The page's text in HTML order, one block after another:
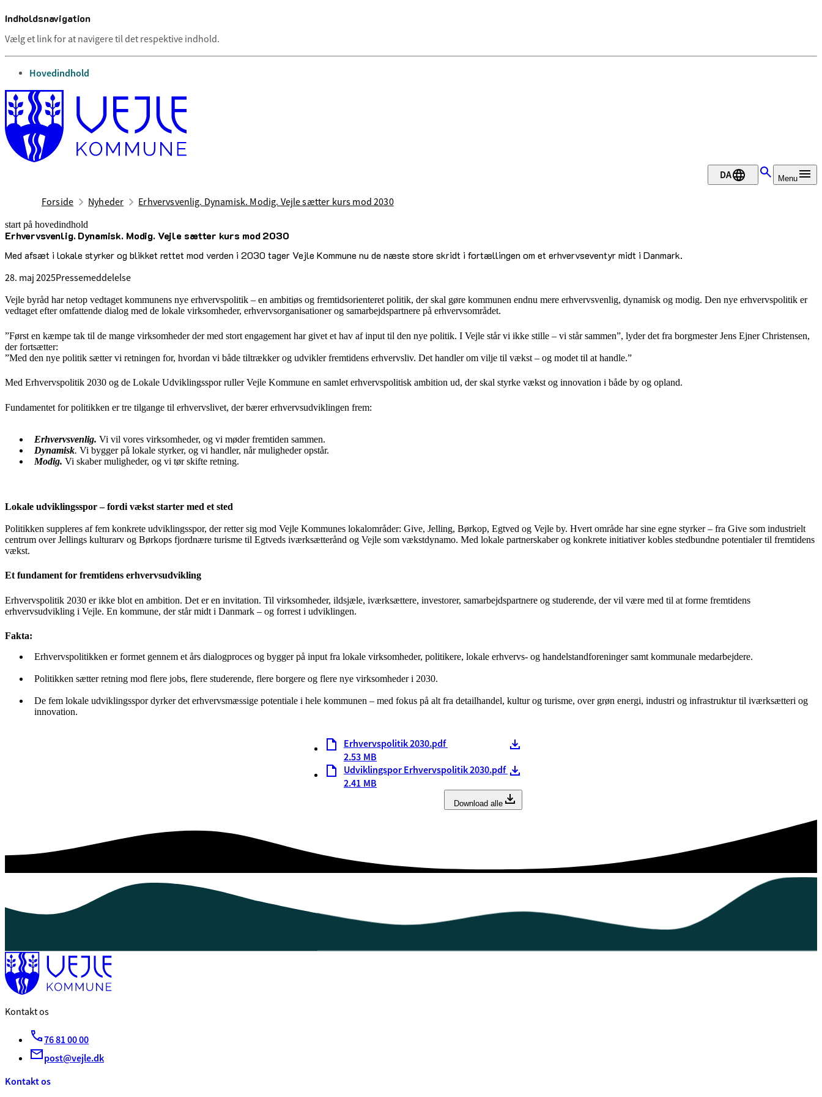
Indholdsnavigation
Vælg et link for at navigere til det respektive indhold.
gå til
Hovedindhold
DA Menu
Forside Nyheder Erhvervsvenlig. Dynamisk. Modig. Vejle sætter kurs mod 2030
start på hovedindhold
Erhvervsvenlig. Dynamisk. Modig. Vejle sætter kurs mod 2030
Med afsæt i lokale styrker og blikket rettet mod verden i 2030 tager Vejle Kommune nu de næste store skridt i fortællingen om et erhvervseventyr midt i Danmark.
28. maj 2025Pressemeddelelse
senest opdateret 28. maj 2025
Vejle byråd har netop vedtaget kommunens nye erhvervspolitik – en ambitiøs og fremtidsorienteret politik, der skal gøre kommunen endnu mere erhvervsvenlig, dynamisk og modig. Den nye erhvervspolitik er
vedtaget efter omfattende dialog med de lokale virksomheder, erhvervsorganisationer og samarbejdspartnere på erhvervsområdet.
”Først en kæmpe tak til de mange virksomheder der med stort engagement har givet et hav af input til den nye politik. I Vejle står vi ikke stille – vi står sammen”, lyder det fra borgmester Jens Ejner Christensen,
der fortsætter:
”Med den nye politik sætter vi retningen for, hvordan vi både tiltrækker og udvikler fremtidens erhvervsliv. Det handler om vilje til vækst – og modet til at handle.”
Med Erhvervspolitik 2030 og de Lokale Udviklingsspor ruller Vejle Kommune en samlet erhvervspolitisk ambition ud, der skal styrke vækst og innovation i både by og opland.
Fundamentet for politikken er tre tilgange til erhvervslivet, der bærer erhvervsudviklingen frem:
Erhvervsvenlig. Vi vil vores virksomheder, og vi møder fremtiden sammen.
Dynamisk. Vi bygger på lokale styrker, og vi handler, når muligheder opstår.
Modig. Vi skaber muligheder, og vi tør skifte retning.
Lokale udviklingsspor – fordi vækst starter med et sted
Politikken suppleres af fem konkrete udviklingsspor, der retter sig mod Vejle Kommunes lokalområder: Give, Jelling, Børkop, Egtved og Vejle by. Hvert område har sine egne styrker – fra Give som industrielt
centrum over Jellings kulturarv og Børkops fjordnære turisme til Egtveds iværksætterånd og Vejle som vækstdynamo. Med lokale partnerskaber og konkrete initiativer kobles stedbundne potentialer til fremtidens
vækst.
Et fundament for fremtidens erhvervsudvikling
Erhvervspolitik 2030 er ikke blot en ambition. Det er en invitation. Til virksomheder, ildsjæle, iværksættere, investorer, samarbejdspartnere og studerende, der vil være med til at forme fremtidens
erhvervsudvikling i Vejle. En kommune, der står midt i Danmark – og forrest i udviklingen.
Fakta:
Erhvervspolitikken er formet gennem et års dialogproces og bygger på input fra lokale virksomheder, politikere, lokale erhvervs- og handelstandforeninger samt kommunale medarbejdere.
Politikken sætter retning mod flere jobs, flere studerende, flere borgere og flere nye virksomheder i 2030.
De fem lokale udviklingsspor dyrker det erhvervsmæssige potentiale i hele kommunen – med fokus på alt fra detailhandel, kultur og turisme, over grøn energi, industri og infrastruktur til iværksætteri og
innovation.
Erhvervspolitik 2030.pdf
2.53 MB
Udviklingspor Erhvervspolitik 2030.pdf
2.41 MB
Download alle
Kontakt os
76 81 00 00
post@vejle.dk
Kontakt os